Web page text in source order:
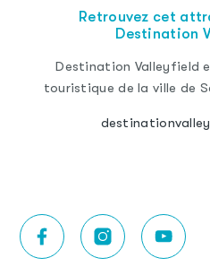
Retrouvez cet
Destination
Destination Valleyfield
touristique de la ville de